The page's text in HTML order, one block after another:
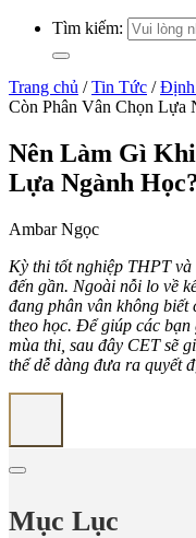
Tìm kiếm:
Trang chủ / Tin Tức / Định
Còn Phân Vân Chọn Lựa
Nên Làm Gì
Lựa Ngành
Ambar Ngọc
Kỳ thi tốt nghiệp THPT
đến gần. Ngoài nỗi lo về
đang phân vân không biết
theo học. Để giúp các
mùa thi, sau đây CET sẽ
thể dễ dàng đưa ra quyết
Mục Lục